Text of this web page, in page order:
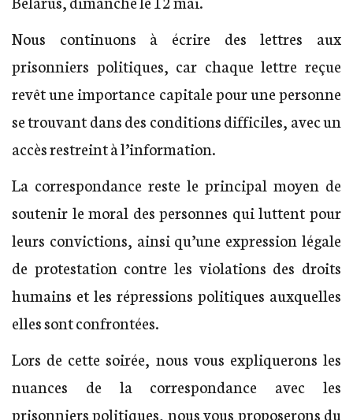
Nous continuons à écrire des lettres aux
prisonniers politiques, car chaque lettre reçue
revêt une importance capitale pour une personne
se trouvant dans des conditions difficiles, avec un
accès restreint à l’information.
La correspondance reste le principal moyen de
soutenir le moral des personnes qui luttent pour
leurs convictions, ainsi qu’une expression légale
de protestation contre les violations des droits
humains et les répressions politiques auxquelles
elles sont confrontées.
Lors de cette soirée, nous vous expliquerons les
nuances de la correspondance avec les
prisonniers politiques, nous vous proposerons du